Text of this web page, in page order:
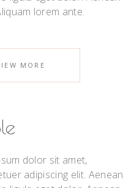
lorem ante.
MORE
dolor sit amet,
adipiscing elit. Aenean